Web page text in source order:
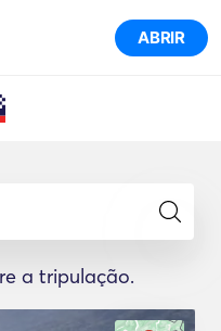
ABRIR
a tripulação.